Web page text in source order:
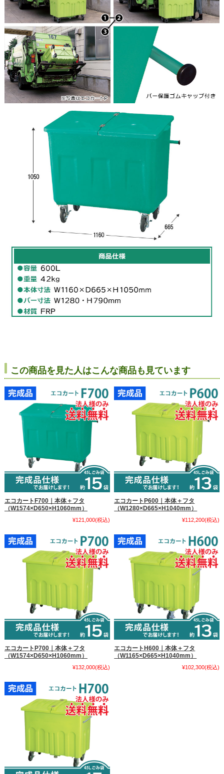
この商品を見た人はこんな商品も見ています
エコカートF700｜本体＋フタ
（W1574×D650×H1060mm）
¥121,000(税込)
エコカートP600｜本体＋フタ
（W1280×D665×H1040mm）
¥112,200(税込)
エコカートP700｜本体＋フタ
（W1574×D650×H1060mm）
¥132,000(税込)
エコカートH600｜本体＋フタ
（W1165×D665×H1040mm）
¥102,300(税込)